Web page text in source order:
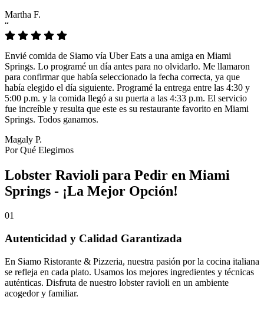
Martha F.
“
Envié comida de Siamo vía Uber Eats a una amiga en Miami
Springs. Lo programé un día antes para no olvidarlo. Me llamaron
para confirmar que había seleccionado la fecha correcta, ya que
había elegido el día siguiente. Programé la entrega entre las 4:30 y
5:00 p.m. y la comida llegó a su puerta a las 4:33 p.m. El servicio
fue increíble y resulta que este es su restaurante favorito en Miami
Springs. Todos ganamos.
Magaly P.
Por Qué Elegirnos
Lobster Ravioli para Pedir en Miami
Springs - ¡La Mejor Opción!
01
Autenticidad y Calidad Garantizada
En Siamo Ristorante & Pizzeria, nuestra pasión por la cocina italiana
se refleja en cada plato. Usamos los mejores ingredientes y técnicas
auténticas. Disfruta de nuestro lobster ravioli en un ambiente
acogedor y familiar.